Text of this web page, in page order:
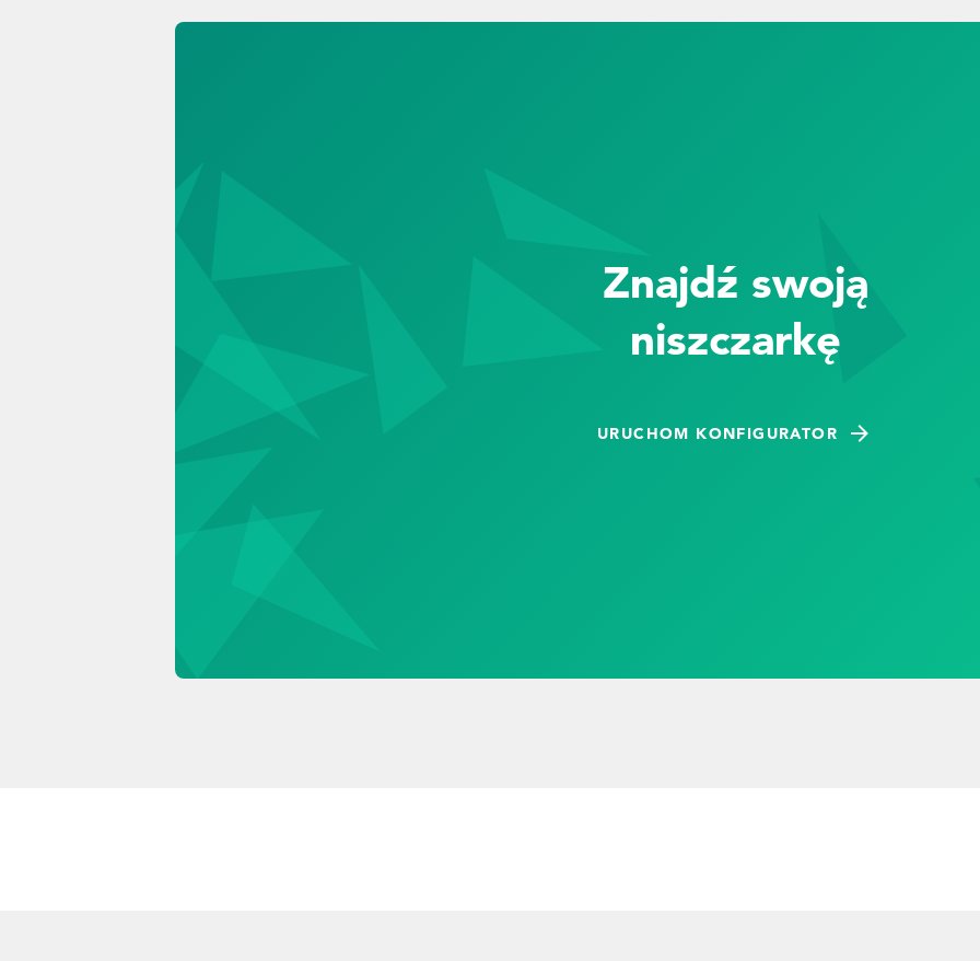
pomocą
kliknięć
Znajdź swoją
niszczarkę
URUCHOM KONFIGURATOR